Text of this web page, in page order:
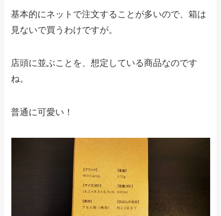
基本的にネットで注文することが多いので、箱は
見ないで買うわけですが。
店頭に並ぶことを、想定している商品なのです
ね。
普通に可愛い！